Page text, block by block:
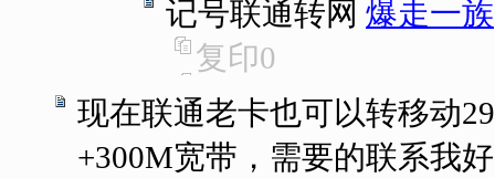
记号联通转网 爆走一族
复印0
现在联通老卡也可以转移动
+300M宽带，需要的联系我